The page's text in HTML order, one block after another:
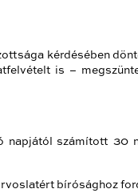
kérdésében
is –
napjától számított 30
bírósághoz